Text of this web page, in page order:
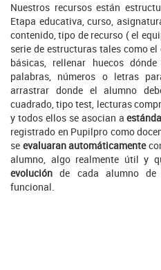
Nuestros recursos están
Etapa educativa, curso,
contenido, tipo de recurso ( el
serie de estructuras tales como
básicas, rellenar huecos
palabras, números o letras
arrastrar donde el alumno
cuadrado, tipo test, lecturas
y todos ellos se asocian a
registrado en Pupilpro como
se evaluaran automáticamente
alumno, algo realmente útil y
evolución de cada alumno
funcional.